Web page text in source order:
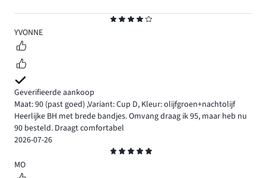
4
YVONNE
Geverifieerde aankoop
Maat: 90 (past goed) ,Variant: Cup D, Kleur: olijfgroen+nachtolijf
Heerlijke BH met brede bandjes. Omvang draag ik 95, maar heb nu
90 besteld. Draagt comfortabel
2026-07-26
5
MO